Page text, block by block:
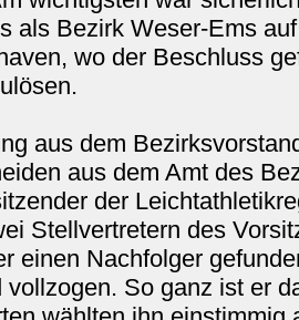
als Bezirk Weser-Ems
wo der Beschluss
aus dem
aus dem Amt des
der
Stellvertretern des
einen Nachfolger
So ganz ist er